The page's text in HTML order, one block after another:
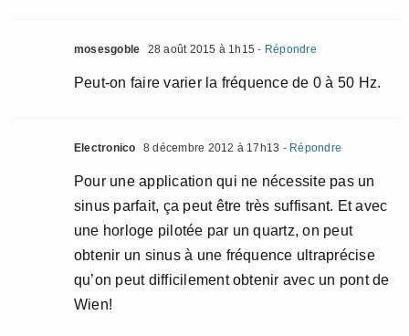
mosesgoble 28 août 2015 à 1h15 - Répondre
Peut-on faire varier la fréquence de 0 à 50 Hz.
Electronico 8 décembre 2012 à 17h13 - Répondre
Pour une application qui ne nécessite pas un
sinus parfait, ça peut être très suffisant. Et avec
une horloge pilotée par un quartz, on peut
obtenir un sinus à une fréquence ultraprécise
qu’on peut difficilement obtenir avec un pont de
Wien!